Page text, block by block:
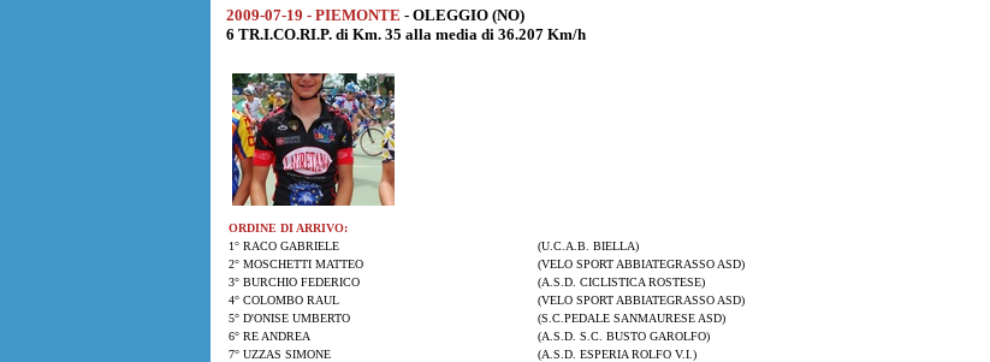
2009-07-19 - PIEMONTE - OLEGGIO (NO)
6 TR.I.CO.RI.P. di Km. 35 alla media di 36.207 Km/h
ORDINE DI ARRIVO:
1° RACO GABRIELE
(U.C.A.B. BIELLA)
2° MOSCHETTI MATTEO
(VELO SPORT ABBIATEGRASSO ASD)
3° BURCHIO FEDERICO
(A.S.D. CICLISTICA ROSTESE)
4° COLOMBO RAUL
(VELO SPORT ABBIATEGRASSO ASD)
5° D'ONISE UMBERTO
(S.C.PEDALE SANMAURESE ASD)
6° RE ANDREA
(A.S.D. S.C. BUSTO GAROLFO)
7° UZZAS SIMONE
(A.S.D. ESPERIA ROLFO V.I.)